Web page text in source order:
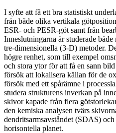
I syfte att få ett bra statistiskt
från både olika vertikala
ESR- och PESR-göt samt från
Inneslutningarna är studerade
tre-dimensionella (3-D) metoder.
högre renhet, som till exempel
och stora ytor för att få en sann
försök att lokalisera källan för de
försök med ett spårämne i
studera strukturens inverkan på
skivor kapade från flera
den kemiska analysen tvärs
dendritsarmsavståndet (SDAS)
horisontella planet.